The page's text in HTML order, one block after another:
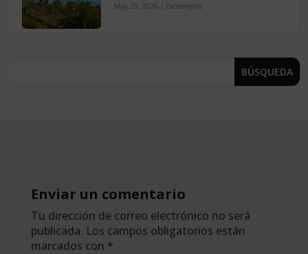
May 29, 2026 | Extranjería
Enviar un comentario
Tu dirección de correo electrónico no será
publicada. Los campos obligatorios están
marcados con *